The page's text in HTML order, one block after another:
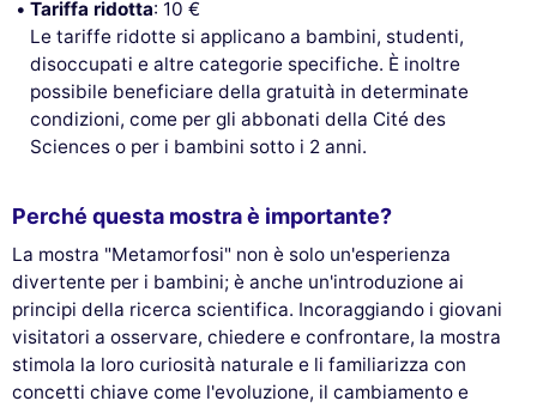
Tariffa ridotta: 10 €
Le tariffe ridotte si applicano a bambini, studenti,
disoccupati e altre categorie specifiche. È inoltre
possibile beneficiare della gratuità in determinate
condizioni, come per gli abbonati della Cité des
Sciences o per i bambini sotto i 2 anni.
Perché questa mostra è importante?
La mostra "Metamorfosi" non è solo un'esperienza
divertente per i bambini; è anche un'introduzione ai
principi della ricerca scientifica. Incoraggiando i giovani
visitatori a osservare, chiedere e confrontare, la mostra
stimola la loro curiosità naturale e li familiarizza con
concetti chiave come l'evoluzione, il cambiamento e